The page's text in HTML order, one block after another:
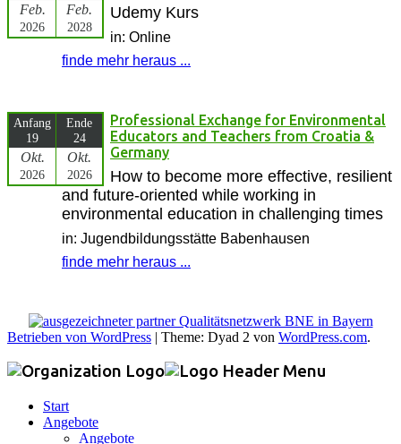
Feb.
2026
Feb.
2028
Udemy Kurs
in: Online
finde mehr heraus ...
Anfang
19
Okt.
2026
Ende
24
Okt.
2026
Professional Exchange for Environmental
Educators and Teachers from Croatia &
Germany
How to become more effective, resilient
and future-oriented while working in
environmental education in challenging times
in: Jugendbildungsstätte Babenhausen
finde mehr heraus ...
Betrieben von WordPress | Theme: Dyad 2 von WordPress.com.
Start
Angebote
Angebote